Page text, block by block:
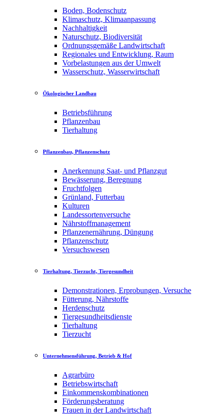
Boden, Bodenschutz
Klimaschutz, Klimaanpassung
Nachhaltigkeit
Naturschutz, Biodiversität
Ordnungsgemäße Landwirtschaft
Regionales und Entwicklung, Raum
Vorbelastungen aus der Umwelt
Wasserschutz, Wasserwirtschaft
Ökologischer Landbau
Betriebsführung
Pflanzenbau
Tierhaltung
Pflanzenbau, Pflanzenschutz
Anerkennung Saat- und Pflanzgut
Bewässerung, Beregnung
Fruchtfolgen
Grünland, Futterbau
Kulturen
Landessortenversuche
Nährstoffmanagement
Pflanzenernährung, Düngung
Pflanzenschutz
Versuchswesen
Tierhaltung, Tierzucht, Tiergesundheit
Demonstrationen, Erprobungen, Versuche
Fütterung, Nährstoffe
Herdenschutz
Tiergesundheitsdienste
Tierhaltung
Tierzucht
Unternehmensführung, Betrieb & Hof
Agrarbüro
Betriebswirtschaft
Einkommenskombinationen
Förderungsberatung
Frauen in der Landwirtschaft